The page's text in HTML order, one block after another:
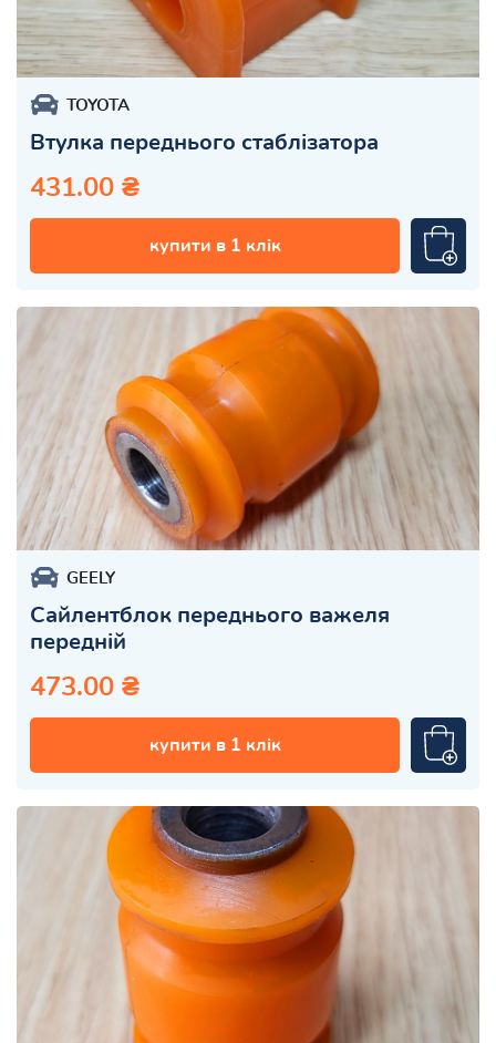
TOYOTA
Втулка переднього стаблізатора
431.00 ₴
купити в 1 клік
GEELY
Сайлентблок переднього важеля
передній
473.00 ₴
купити в 1 клік